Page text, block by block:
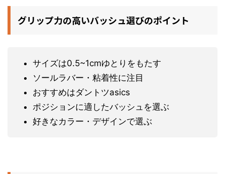
グリップ力の高いバッシュ選びのポイント
サイズは0.5~1cmゆとりをもたす
ソールラバー・粘着性に注目
おすすめはダントツasics
ポジションに適したバッシュを選ぶ
好きなカラー・デザインで選ぶ